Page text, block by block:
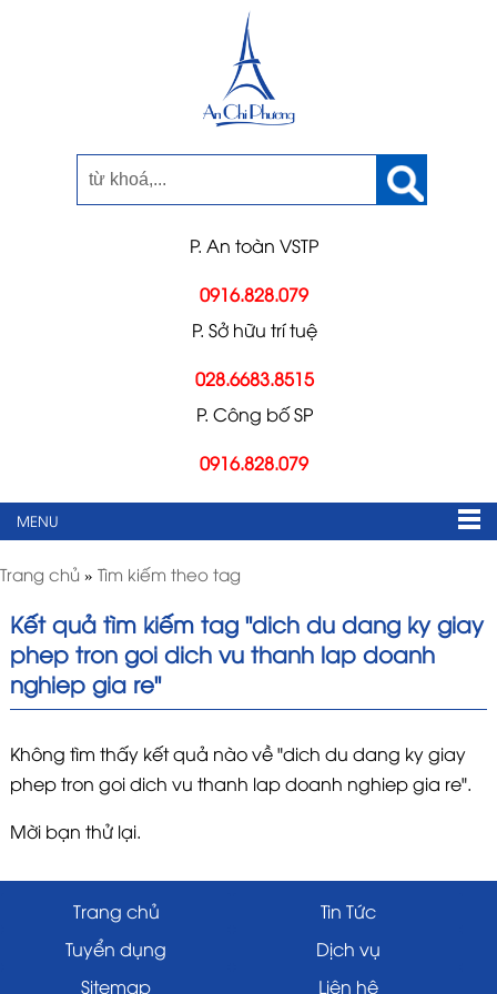
P. An toàn VSTP
0916.828.079
P. Sở hữu trí tuệ
028.6683.8515
P. Công bố SP
0916.828.079
MENU
Trang chủ » Tìm kiếm theo tag
Kết quả tìm kiếm tag "dich du dang ky giay
phep tron goi dich vu thanh lap doanh
nghiep gia re"
Không tìm thấy kết quả nào về "dich du dang ky giay
phep tron goi dich vu thanh lap doanh nghiep gia re".
Mời bạn thử lại.
Trang chủ
Tin Tức
Tuyển dụng
Dịch vụ
Sitemap
Liên hệ